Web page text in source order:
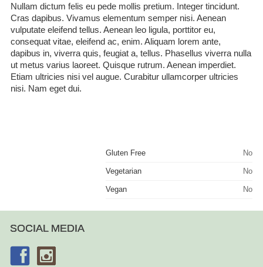
Nullam dictum felis eu pede mollis pretium. Integer tincidunt.
Cras dapibus. Vivamus elementum semper nisi. Aenean
vulputate eleifend tellus. Aenean leo ligula, porttitor eu,
consequat vitae, eleifend ac, enim. Aliquam lorem ante,
dapibus in, viverra quis, feugiat a, tellus. Phasellus viverra nulla
ut metus varius laoreet. Quisque rutrum. Aenean imperdiet.
Etiam ultricies nisi vel augue. Curabitur ullamcorper ultricies
nisi. Nam eget dui.
Gluten Free No
Vegetarian No
Vegan No
SOCIAL MEDIA